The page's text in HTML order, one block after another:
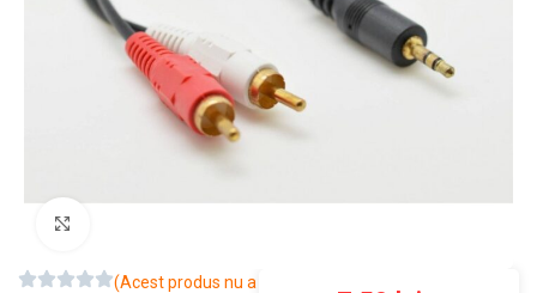
(Acest produs nu a